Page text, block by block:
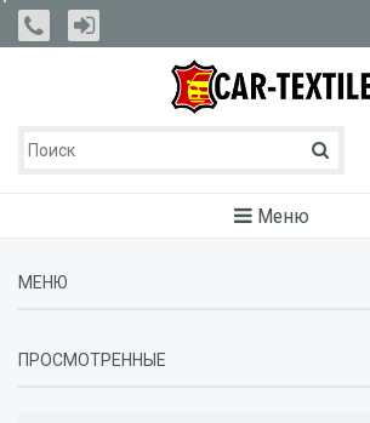
Меню
МЕНЮ
ПРОСМОТРЕННЫЕ